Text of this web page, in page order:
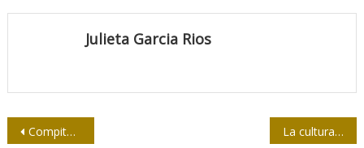
Julieta Garcia Rios
Navegación
Compiten 223 obras en la Bienal de Humorismo Gráfico cubana La cultura como poder hegemónico